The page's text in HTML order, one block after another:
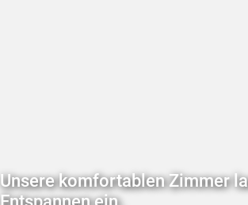
Unsere komfortablen Zimmer